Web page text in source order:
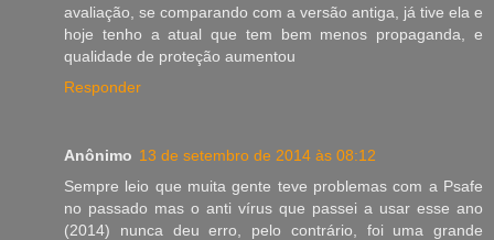
avaliação, se comparando com a versão antiga, já tive ela e
hoje tenho a atual que tem bem menos propaganda, e
qualidade de proteção aumentou
Responder
Anônimo 13 de setembro de 2014 às 08:12
Sempre leio que muita gente teve problemas com a Psafe
no passado mas o anti vírus que passei a usar esse ano
(2014) nunca deu erro, pelo contrário, foi uma grande